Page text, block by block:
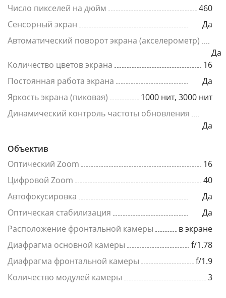
Число пикселей на дюйм
460
Сенсорный экран
Да
Автоматический поворот экрана (акселерометр)
Да
Количество цветов экрана
16
Постоянная работа экрана
Да
Яркость экрана (пиковая)
1000 нит, 3000 нит
Динамический контроль частоты обновления
Да
Объектив
Оптический Zoom
16
Цифровой Zoom
40
Автофокусировка
Да
Оптическая стабилизация
Да
Расположение фронтальной камеры
в экране
Диафрагма основной камеры
f/1.78
Диафрагма фронтальной камеры
f/1.9
Количество модулей камеры
3